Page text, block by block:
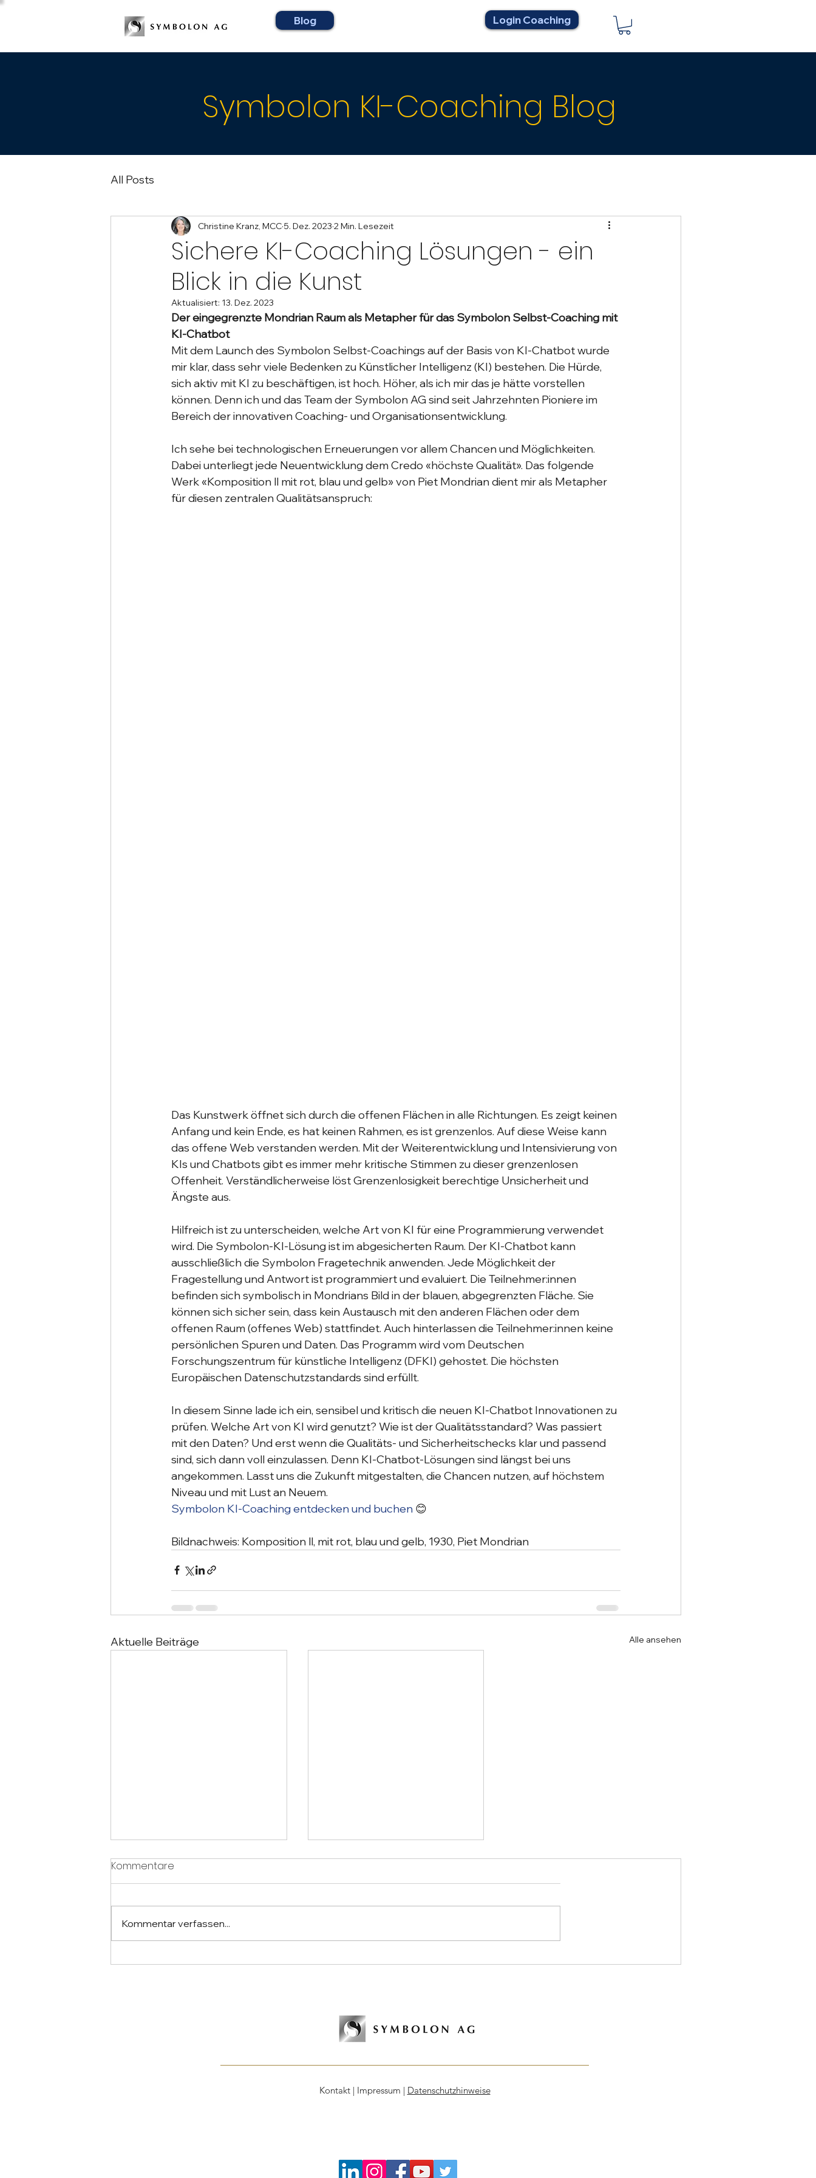
Blog Login Coaching
Symbolon KI-Coaching Blog
All Posts
Sichere KI-Coaching Lösungen - ein
Blick in die Kunst
Christine Kranz, MCC 5. Dez. 2023 2 Min. Lesezeit
Aktualisiert: 13. Dez. 2023
Der eingegrenzte Mondrian Raum als Metapher für das Symbolon Selbst-Coaching mit
KI-Chatbot
Mit dem Launch des Symbolon Selbst-Coachings auf der Basis von KI-Chatbot wurde
mir klar, dass sehr viele Bedenken zu Künstlicher Intelligenz (KI) bestehen. Die Hürde,
sich aktiv mit KI zu beschäftigen, ist hoch. Höher, als ich mir das je hätte vorstellen
können. Denn ich und das Team der Symbolon AG sind seit Jahrzehnten Pioniere im
Bereich der innovativen Coaching- und Organisationsentwicklung.
Ich sehe bei technologischen Erneuerungen vor allem Chancen und Möglichkeiten.
Dabei unterliegt jede Neuentwicklung dem Credo «höchste Qualität». Das folgende
Werk «Komposition ll mit rot, blau und gelb» von Piet Mondrian dient mir als Metapher
für diesen zentralen Qualitätsanspruch:
Das Kunstwerk öffnet sich durch die offenen Flächen in alle Richtungen. Es zeigt keinen
Anfang und kein Ende, es hat keinen Rahmen, es ist grenzenlos. Auf diese Weise kann
das offene Web verstanden werden. Mit der Weiterentwicklung und Intensivierung von
KIs und Chatbots gibt es immer mehr kritische Stimmen zu dieser grenzenlosen
Offenheit. Verständlicherweise löst Grenzenlosigkeit berechtige Unsicherheit und
Ängste aus.
Hilfreich ist zu unterscheiden, welche Art von KI für eine Programmierung verwendet
wird. Die Symbolon-KI-Lösung ist im abgesicherten Raum. Der KI-Chatbot kann
ausschließlich die Symbolon Fragetechnik anwenden. Jede Möglichkeit der
Fragestellung und Antwort ist programmiert und evaluiert. Die Teilnehmer:innen
befinden sich symbolisch in Mondrians Bild in der blauen, abgegrenzten Fläche. Sie
können sich sicher sein, dass kein Austausch mit den anderen Flächen oder dem
offenen Raum (offenes Web) stattfindet. Auch hinterlassen die Teilnehmer:innen keine
persönlichen Spuren und Daten. Das Programm wird vom Deutschen
Forschungszentrum für künstliche Intelligenz (DFKI) gehostet. Die höchsten
Europäischen Datenschutzstandards sind erfüllt.
In diesem Sinne lade ich ein, sensibel und kritisch die neuen KI-Chatbot Innovationen zu
prüfen. Welche Art von KI wird genutzt? Wie ist der Qualitätsstandard? Was passiert
mit den Daten? Und erst wenn die Qualitäts- und Sicherheitschecks klar und passend
sind, sich dann voll einzulassen. Denn KI-Chatbot-Lösungen sind längst bei uns
angekommen. Lasst uns die Zukunft mitgestalten, die Chancen nutzen, auf höchstem
Niveau und mit Lust an Neuem.
Symbolon KI-Coaching entdecken und buchen 😊
Bildnachweis: Komposition ll, mit rot, blau und gelb, 1930, Piet Mondrian
Aktuelle Beiträge Alle ansehen
KI ethisch korrekt und sicher
KI-Coaching ist die Zukunft
Kommentare
Kommentar verfassen...
Kontakt| Impressum | Datenschutzhinweise